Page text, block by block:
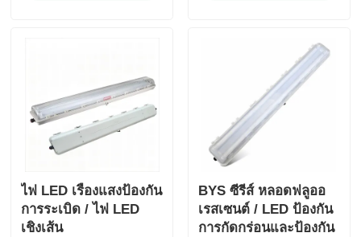
ไฟ LED เรืองแสงป้องกัน
การระเบิด / ไฟ LED
เชิงเส้น
BYS ซีรีส์ หลอดฟลูออ
เรสเซนต์ / LED ป้องกัน
การกัดกร่อนและป้องกัน